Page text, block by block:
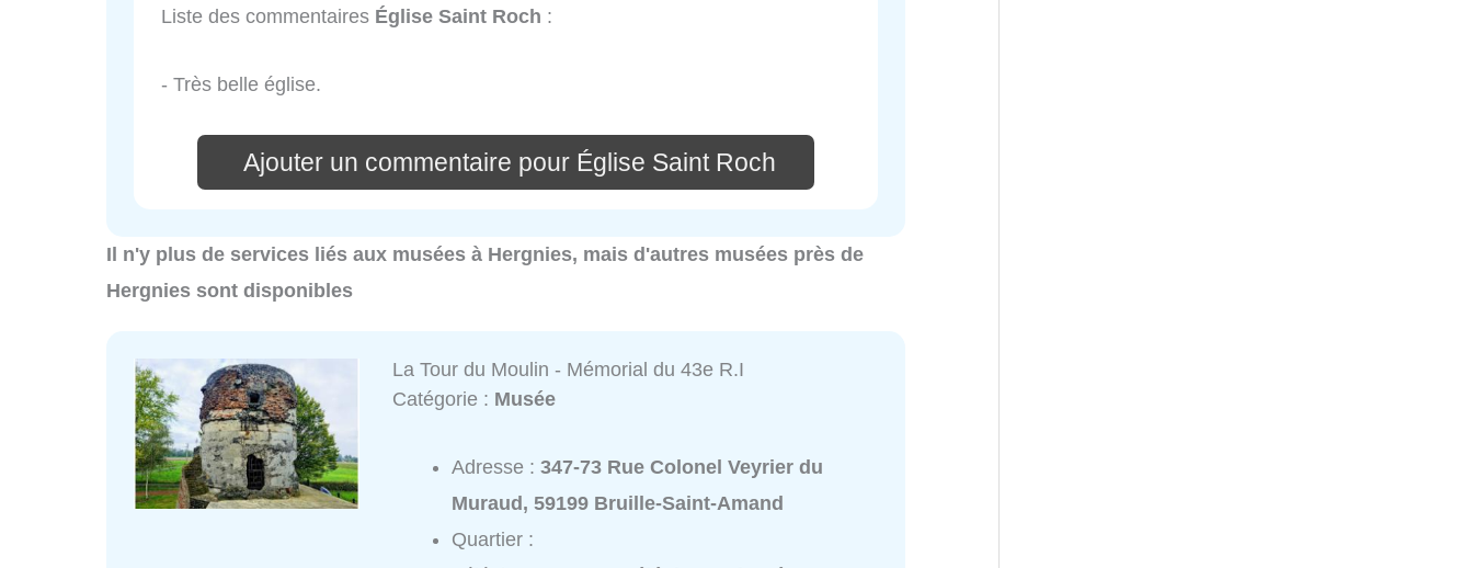
Liste des commentaires Église Saint Roch :
- Très belle église.
Ajouter un commentaire pour Église Saint Roch
Il n'y plus de services liés aux musées à Hergnies, mais d'autres musées près de
Hergnies sont disponibles
La Tour du Moulin - Mémorial du 43e R.I
Catégorie : Musée
Adresse :347-73 Rue Colonel Veyrier du
Muraud, 59199 Bruille-Saint-Amand
Quartier :